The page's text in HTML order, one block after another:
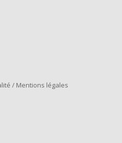
/ Mentions légales